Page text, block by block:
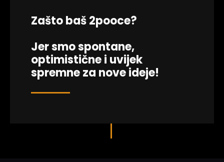
Zašto baš 2pooce?
Jer smo spontane,
optimistične i uvijek
spremne za nove ideje!